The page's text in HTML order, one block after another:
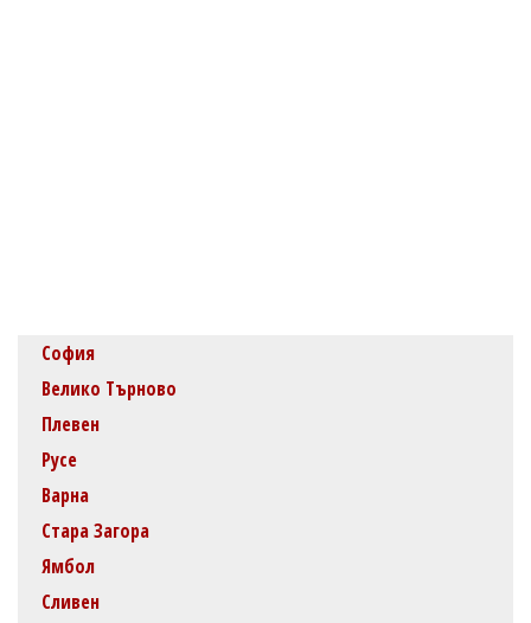
София
Велико Търново
Плевен
Русе
Варна
Стара Загора
Ямбол
Сливен